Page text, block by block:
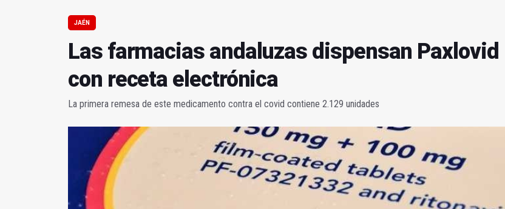
JAÉN
Las farmacias andaluzas dispensan Paxlovid
con receta electrónica
La primera remesa de este medicamento contra el covid contiene 2.129 unidades